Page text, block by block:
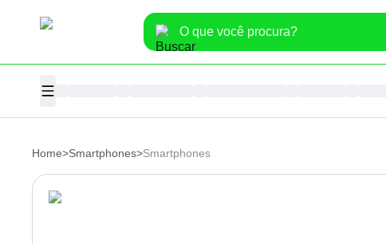
Home>Smartphones>Smartphones